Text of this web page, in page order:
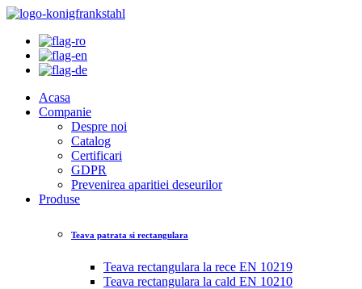
Acasa
Companie
Despre noi
Catalog
Certificari
GDPR
Prevenirea aparitiei deseurilor
Produse
Teava patrata si rectangulara
Teava rectangulara la rece EN 10219
Teava rectangulara la cald EN 10210